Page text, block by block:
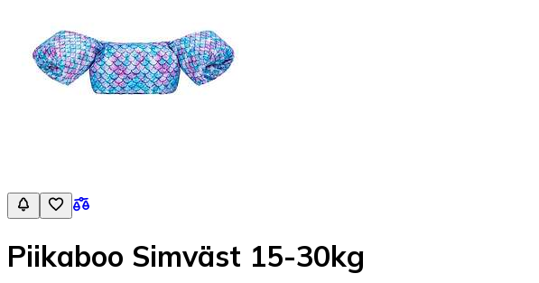
Piikaboo Simväst 15-30kg